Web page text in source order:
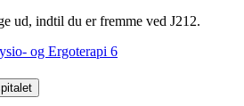
ud, indtil du er fremme ved J212.
og Ergoterapi 6